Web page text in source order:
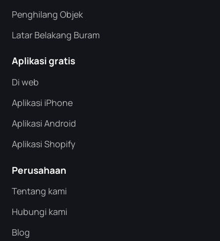
Penghilang Objek
Latar Belakang Buram
Aplikasi gratis
Di web
Aplikasi iPhone
Aplikasi Android
Aplikasi Shopify
Perusahaan
Tentang kami
Hubungi kami
Blog